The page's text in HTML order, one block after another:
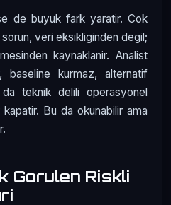
de buyuk fark yaratir. Cok
veri eksikliginden degil;
kaynaklanir. Analist
baseline kurmaz, alternatif
teknik delili operasyonel
Bu da okunabilir ama
Gorulen Riskli